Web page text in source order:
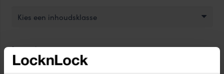
Kies een inhoudsklasse
Lengte
Kies een lengte
aantal